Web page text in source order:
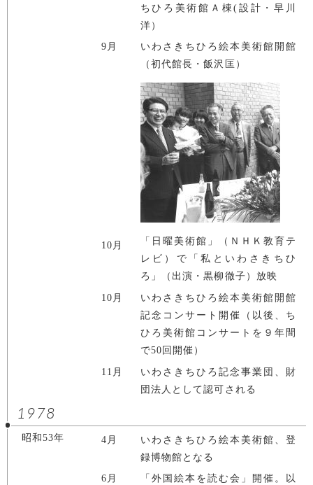
ちひろ美術館Ａ棟(設計・早川
洋）
9月
いわさきちひろ絵本美術館開館
（初代館長・飯沢匡）
10月
「日曜美術館」（ＮＨＫ教育テ
レビ）で「私といわさきちひ
ろ」（出演・黒柳徹子）放映
10月
いわさきちひろ絵本美術館開館
記念コンサート開催（以後、ち
ひろ美術館コンサートを９年間
で50回開催）
11月
いわさきちひろ記念事業団、財
団法人として認可される
1978
昭和53年 4月
いわさきちひろ絵本美術館、登
録博物館となる
6月
「外国絵本を読む会」開催。以